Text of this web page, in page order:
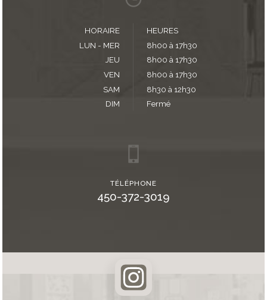
HORAIRE
HEURES
LUN - MER
8h00 à 17h30
JEU
8h00 à 17h30
VEN
8h00 à 17h30
SAM
8h30 à 12h30
DIM
Fermé
TÉLÉPHONE
450-372-3019